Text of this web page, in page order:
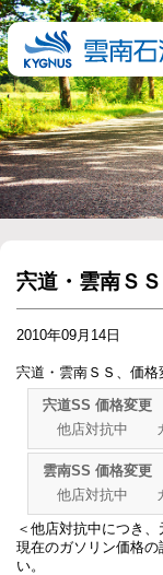
宍道・雲南Ｓ
2010年09月14日
宍道・雲南ＳＳ、価格
宍道SS 価格変更
他店対抗中 ガ
雲南SS 価格変更
他店対抗中 ガ
＜他店対抗中につき
現在のガソリン価格の
い。